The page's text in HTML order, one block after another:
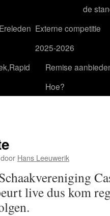
de
Ereleden Externe competitie
2025-2026
Remise
Hoe?
door Hans Leeuwerik
live dus kom